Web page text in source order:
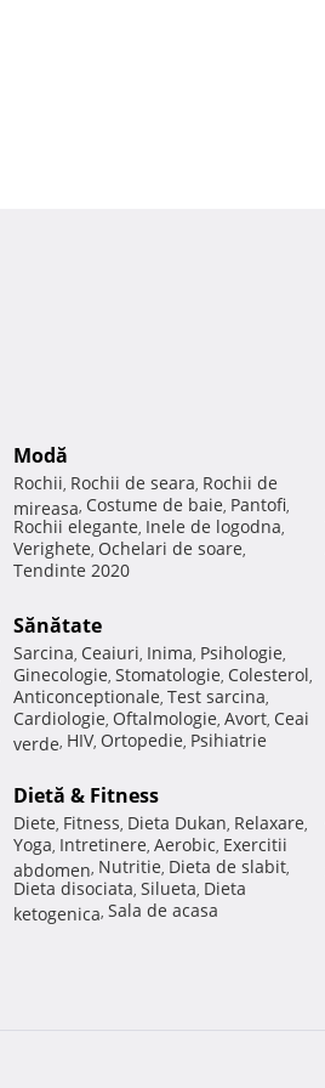
Modă
Rochii, Rochii de seara, Rochii de
mireasa, Costume de baie, Pantofi,
Rochii elegante, Inele de logodna,
Verighete, Ochelari de soare,
Tendinte 2020
Sănătate
Sarcina, Ceaiuri, Inima, Psihologie,
Ginecologie, Stomatologie, Colesterol,
Anticonceptionale, Test sarcina,
Cardiologie, Oftalmologie, Avort, Ceai
verde, HIV, Ortopedie, Psihiatrie
Dietă & Fitness
Diete, Fitness, Dieta Dukan, Relaxare,
Yoga, Intretinere, Aerobic, Exercitii
abdomen, Nutritie, Dieta de slabit,
Dieta disociata, Silueta, Dieta
ketogenica, Sala de acasa